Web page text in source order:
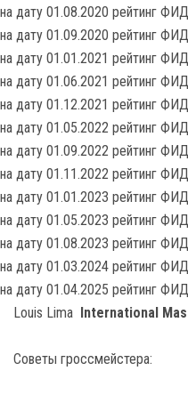
на дату 01.08.2020 рейтинг
на дату 01.09.2020 рейтинг
на дату 01.01.2021 рейтинг
на дату 01.06.2021 рейтинг
на дату 01.12.2021 рейтинг
на дату 01.05.2022 рейтинг
на дату 01.09.2022 рейтинг
на дату 01.11.2022 рейтинг
на дату 01.01.2023 рейтинг
на дату 01.05.2023 рейтинг
на дату 01.08.2023 рейтинг
на дату 01.03.2024 рейтинг
на дату 01.04.2025 рейтинг
Louis Lima International
Советы гроссмейстера: